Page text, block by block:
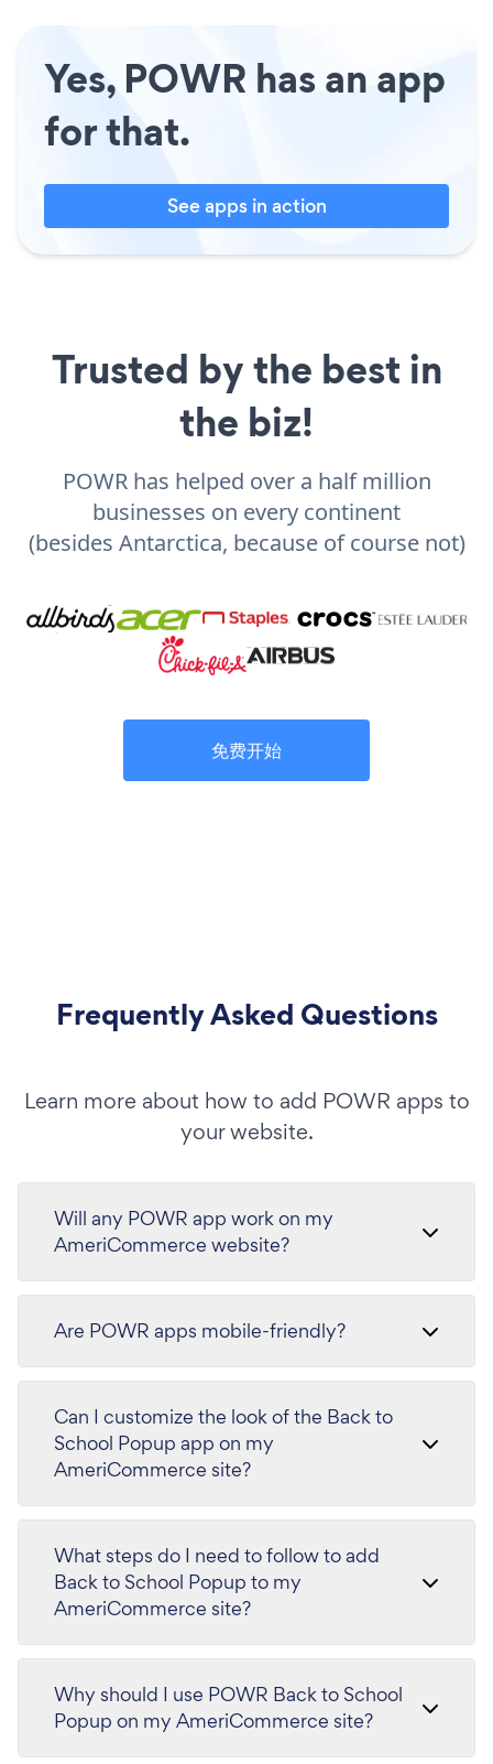
Yes, POWR has an app
for that.
See apps in action
Trusted by the best in
the biz!
POWR has helped over a half million
businesses on every continent
(besides Antarctica, because of course not)
免费开始
Frequently Asked Questions
Learn more about how to add POWR apps to
your website.
Will any POWR app work on my
AmeriCommerce website?
Are POWR apps mobile-friendly?
Can I customize the look of the Back to
School Popup app on my
AmeriCommerce site?
What steps do I need to follow to add
Back to School Popup to my
AmeriCommerce site?
Why should I use POWR Back to School
Popup on my AmeriCommerce site?